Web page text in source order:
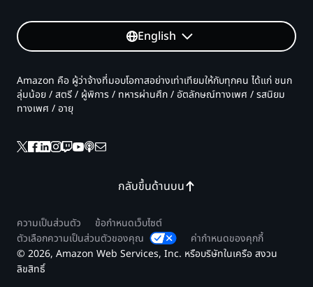
English
กลับขึ้นด้านบน
Amazon คือ ผู้ว่าจ้างที่มอบโอกาสอย่างเท่าเทียมให้กับทุกคน ได้แก่ ชนก
ลุ่มน้อย / สตรี / ผู้พิการ / ทหารผ่านศึก / อัตลักษณ์ทางเพศ / รสนิยม
ทางเพศ / อายุ
ความเป็นส่วนตัว
ข้อกำหนดเว็บไซต์
ตัวเลือกความเป็นส่วนตัวของคุณ
ค่ากำหนดของคุกกี้
© 2026, Amazon Web Services, Inc. หรือบริษัทในเครือ สงวน
ลิขสิทธิ์